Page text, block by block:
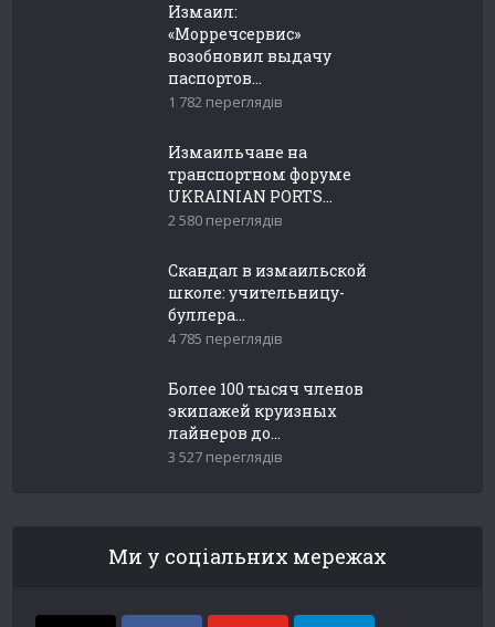
Измаил:
«Морречсервис»
возобновил выдачу
паспортов...
1 782 переглядів
Измаильчане на
транспортном форуме
UKRAINIAN PORTS...
2 580 переглядів
Скандал в измаильской
школе: учительницу-
буллера...
4 785 переглядів
Более 100 тысяч членов
экипажей круизных
лайнеров до...
3 527 переглядів
Ми у соціальних мережах